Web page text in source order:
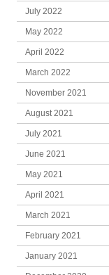
July 2022
May 2022
April 2022
March 2022
November 2021
August 2021
July 2021
June 2021
May 2021
April 2021
March 2021
February 2021
January 2021